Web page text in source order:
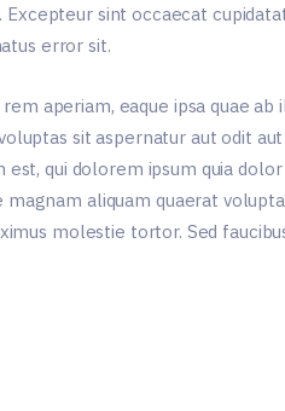
sint occaecat
error sit.
aperiam, eaque ipsa quae
sit aspernatur aut odit
qui dolorem ipsum quia
aliquam quaerat
molestie tortor. Sed